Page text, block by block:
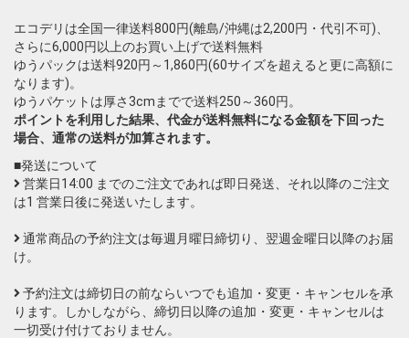
エコデリは全国一律送料800円(離島/沖縄は2,200円・代引不可)、
さらに6,000円以上のお買い上げで送料無料
ゆうパックは送料920円～1,860円(60サイズを超えると更に高額に
なります)。
ゆうパケットは厚さ3cmまでで送料250～360円。
ポイントを利用した結果、代金が送料無料になる金額を下回った
場合、通常の送料が加算されます。
■発送について
営業日14:00 までのご注文であれば即日発送、それ以降のご注文
は1 営業日後に発送いたします。
通常商品の予約注文は毎週月曜日締切り、翌週金曜日以降のお届
け。
予約注文は締切日の前ならいつでも追加・変更・キャンセルを承
ります。しかしながら、締切日以降の追加・変更・キャンセルは
一切受け付けておりません。